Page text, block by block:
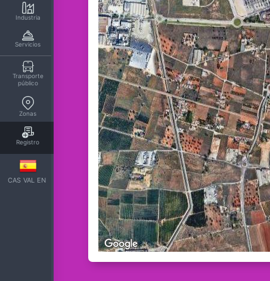
Industria
Servicios
Transporte
público
Zonas
Registro
CAS VAL EN